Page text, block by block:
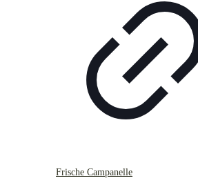
Frische Campanelle